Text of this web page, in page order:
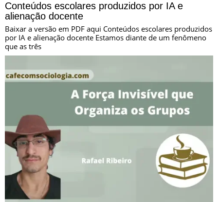
Conteúdos escolares produzidos por IA e
alienação docente
Baixar a versão em PDF aqui Conteúdos escolares produzidos
por IA e alienação docente Estamos diante de um fenômeno
que as três